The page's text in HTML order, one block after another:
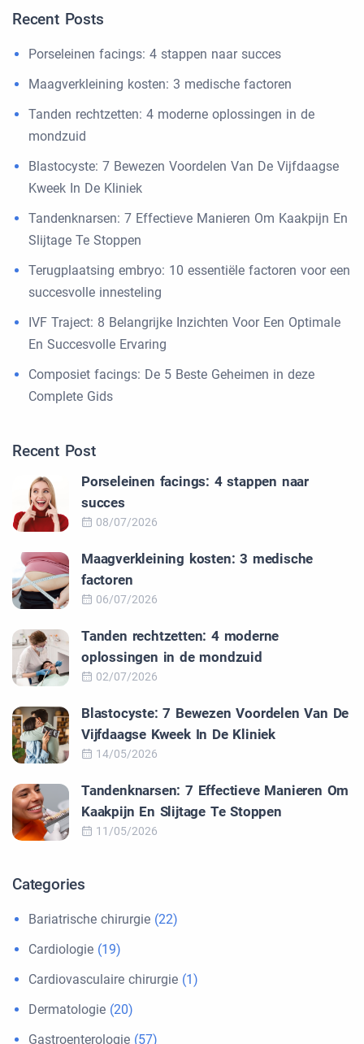
Recent Posts
Porseleinen facings: 4 stappen naar succes
Maagverkleining kosten: 3 medische factoren
Tanden rechtzetten: 4 moderne oplossingen in de
mondzuid
Blastocyste: 7 Bewezen Voordelen Van De Vijfdaagse
Kweek In De Kliniek
Tandenknarsen: 7 Effectieve Manieren Om Kaakpijn En
Slijtage Te Stoppen
Terugplaatsing embryo: 10 essentiële factoren voor een
succesvolle innesteling
IVF Traject: 8 Belangrijke Inzichten Voor Een Optimale
En Succesvolle Ervaring
Composiet facings: De 5 Beste Geheimen in deze
Complete Gids
Recent Post
Porseleinen facings: 4 stappen naar
succes
08/07/2026
Maagverkleining kosten: 3 medische
factoren
06/07/2026
Tanden rechtzetten: 4 moderne
oplossingen in de mondzuid
02/07/2026
Blastocyste: 7 Bewezen Voordelen Van De
Vijfdaagse Kweek In De Kliniek
14/05/2026
Tandenknarsen: 7 Effectieve Manieren Om
Kaakpijn En Slijtage Te Stoppen
11/05/2026
Categories
Bariatrische chirurgie (22)
Cardiologie (19)
Cardiovasculaire chirurgie (1)
Dermatologie (20)
Gastroenterologie (57)